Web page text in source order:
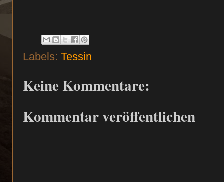
Labels: Tessin
Keine Kommentare:
Kommentar veröffentlichen